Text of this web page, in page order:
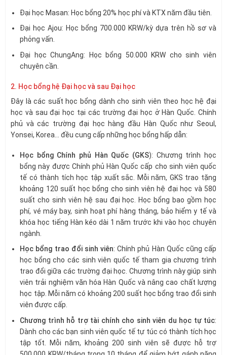
Đại học Masan: Học bổng 20% học phí và KTX năm đầu tiên.
Đại học Ajou: Học bổng 700.000 KRW/kỳ dựa trên hồ sơ và
phỏng vấn.
Đại học ChungAng: Học bổng 50.000 KRW cho sinh viên
chuyên cần.
2. Học bổng hệ Đại học và sau Đại học
Đây là các suất học bổng dành cho sinh viên theo học hệ đại
học và sau đại học tại các trường đại học ở Hàn Quốc. Chính
phủ và các trường đại học hàng đầu Hàn Quốc như Seoul,
Yonsei, Korea… đều cung cấp những học bổng hấp dẫn:
Học bổng Chính phủ Hàn Quốc (GKS): Chương trình học
bổng này được Chính phủ Hàn Quốc cấp cho sinh viên quốc
tế có thành tích học tập xuất sắc. Mỗi năm, GKS trao tặng
khoảng 120 suất học bổng cho sinh viên hệ đại học và 580
suất cho sinh viên hệ sau đại học. Học bổng bao gồm học
phí, vé máy bay, sinh hoạt phí hàng tháng, bảo hiểm y tế và
khóa học tiếng Hàn kéo dài 1 năm trước khi vào học chuyên
ngành.
Học bổng trao đổi sinh viên: Chính phủ Hàn Quốc cũng cấp
học bổng cho các sinh viên quốc tế tham gia chương trình
trao đổi giữa các trường đại học. Chương trình này giúp sinh
viên trải nghiệm văn hóa Hàn Quốc và nâng cao chất lượng
học tập. Mỗi năm có khoảng 200 suất học bổng trao đổi sinh
viên được cấp.
Chương trình hỗ trợ tài chính cho sinh viên du học tự túc:
Dành cho các bạn sinh viên quốc tế tự túc có thành tích học
tập tốt. Mỗi năm, khoảng 200 sinh viên sẽ được hỗ trợ